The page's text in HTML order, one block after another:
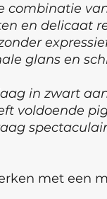
combinatie
en delicaat
glans en
in zwart
voldoende
met een